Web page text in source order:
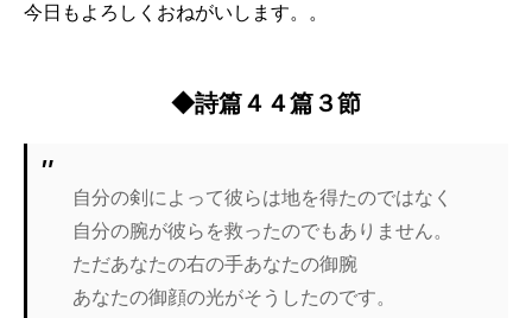
今日もよろしくおねがいします。。
◆詩篇４４篇３節
自分の剣によって彼らは地を得たのではなく
自分の腕が彼らを救ったのでもありません。
ただあなたの右の手あなたの御腕
あなたの御顔の光がそうしたのです。